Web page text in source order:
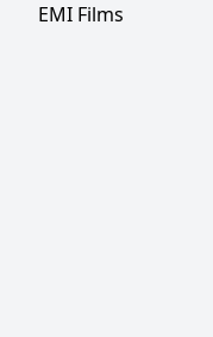
EMI Films